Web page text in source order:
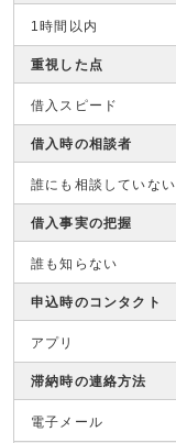
1時間以内
重視した点
借入スピード
借入時の相談者
誰にも相談していない
借入事実の把握
誰も知らない
申込時のコンタクト
アプリ
滞納時の連絡方法
電子メール